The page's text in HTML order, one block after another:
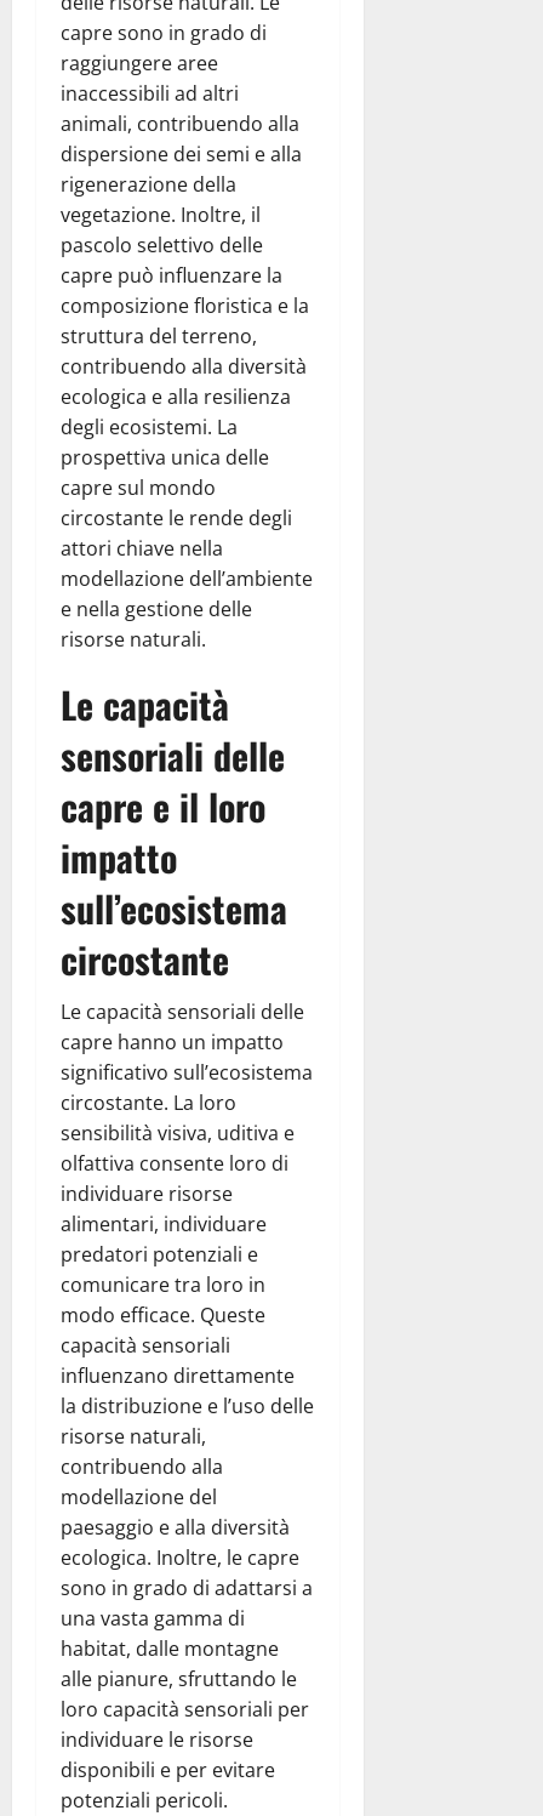
capre sono in grado di
raggiungere aree
inaccessibili ad altri
animali, contribuendo alla
dispersione dei semi e alla
rigenerazione della
vegetazione. Inoltre, il
pascolo selettivo delle
capre può influenzare la
composizione floristica e la
struttura del terreno,
contribuendo alla diversità
ecologica e alla resilienza
degli ecosistemi. La
prospettiva unica delle
capre sul mondo
circostante le rende degli
attori chiave nella
modellazione dell’ambiente
e nella gestione delle
risorse naturali.
Le capacità
sensoriali delle
capre e il loro
impatto
sull’ecosistema
circostante
Le capacità sensoriali delle
capre hanno un impatto
significativo sull’ecosistema
circostante. La loro
sensibilità visiva, uditiva e
olfattiva consente loro di
individuare risorse
alimentari, individuare
predatori potenziali e
comunicare tra loro in
modo efficace. Queste
capacità sensoriali
influenzano direttamente
la distribuzione e l’uso delle
risorse naturali,
contribuendo alla
modellazione del
paesaggio e alla diversità
ecologica. Inoltre, le capre
sono in grado di adattarsi a
una vasta gamma di
habitat, dalle montagne
alle pianure, sfruttando le
loro capacità sensoriali per
individuare le risorse
disponibili e per evitare
potenziali pericoli.